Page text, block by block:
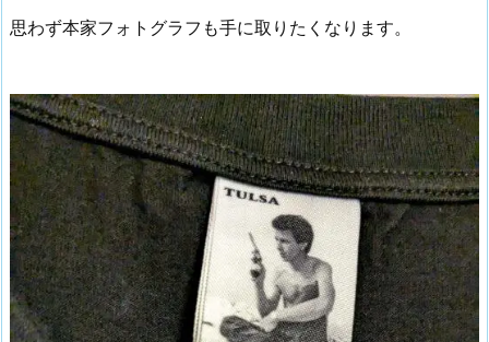
思わず本家フォトグラフも手に取りたくなります。